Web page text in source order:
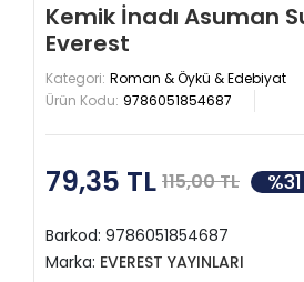
Kemik İnadı Asuman
Everest
Kategori: Roman & Öykü & Edebiyat
Ürün Kodu: 9786051854687
79,35 TL 115,00 TL %31
Barkod: 9786051854687
Marka: EVEREST YAYINLARI